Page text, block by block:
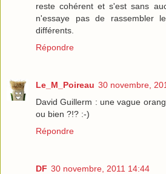
reste cohérent et s'est sans
n'essaye pas de rassembler
différents.
Répondre
Le_M_Poireau 30 novembre,
David Guillerm : une vague
ou bien ?!? :-)
Répondre
DF 30 novembre, 2011 14:44